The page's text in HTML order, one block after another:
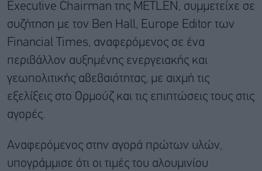
Executive Chairman της METLEN, συμμετείχε σε
συζήτηση με τον Ben Hall, Europe Editor των
Financial Times, αναφερόμενος σε ένα
περιβάλλον αυξημένης ενεργειακής και
γεωπολιτικής αβεβαιότητας, με αιχμή τις
εξελίξεις στο Ορμούζ και τις επιπτώσεις τους στις
αγορές.
Αναφερόμενος στην αγορά πρώτων υλών,
υπογράμμισε ότι οι τιμές του αλουμινίου